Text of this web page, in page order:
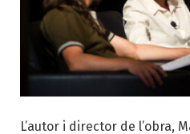
L’autor i director de l’obra,